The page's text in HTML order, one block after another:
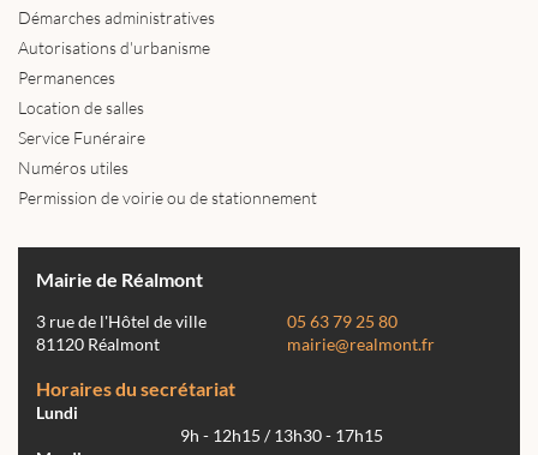
Démarches administratives
Autorisations d'urbanisme
Permanences
Location de salles
Service Funéraire
Numéros utiles
Permission de voirie ou de stationnement
Mairie de Réalmont
3 rue de l'Hôtel de ville
81120 Réalmont
05 63 79 25 80
mairie@realmont.fr
Horaires du secrétariat
Lundi
9h - 12h15 / 13h30 - 17h15